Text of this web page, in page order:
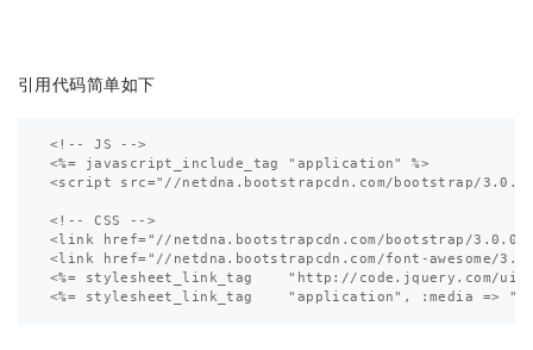
引用代码简单如下
<!-- JS -->
<%= javascript_include_tag "application" %>
<script src="//netdna.bootstrapcdn.com/bootstrap/
<!-- CSS -->
<link href="//netdna.bootstrapcdn.com/bootstrap/
<link href="//netdna.bootstrapcdn.com/font-awesome/
<%= stylesheet_link_tag    "http://code.jquery.com/ui/